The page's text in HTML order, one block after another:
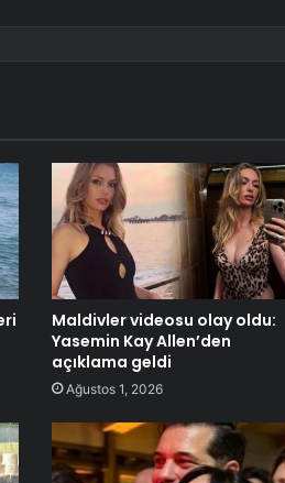
Maldivler videosu olay oldu:
Yasemin Kay Allen’den
açıklama geldi
Ağustos 1, 2026